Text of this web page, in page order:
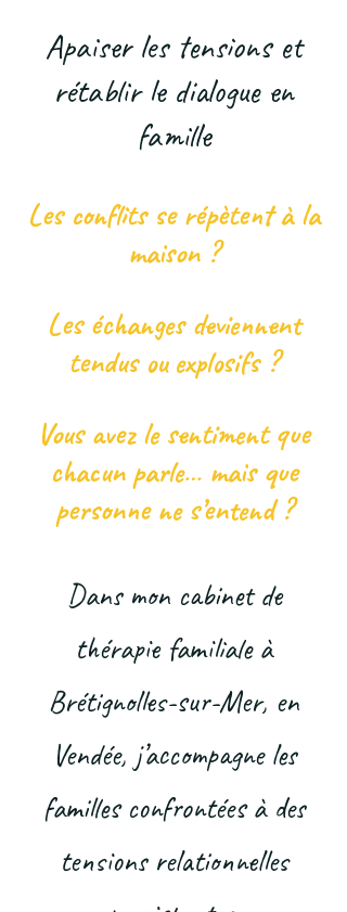
Apaiser les tensions et
rétablir le dialogue en
famille
Les conflits se répètent à la
maison ?
Les échanges deviennent
tendus ou explosifs ?
Vous avez le sentiment que
chacun parle… mais que
personne ne s’entend ?
Dans mon cabinet de
thérapie familiale à
Brétignolles-sur-Mer, en
Vendée, j’accompagne les
familles confrontées à des
tensions relationnelles